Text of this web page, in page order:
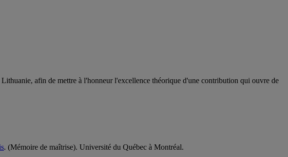
afin de mettre à l'honneur l'excellence théorique d'une contribution qui ouvre de
. (Mémoire de maîtrise). Université du Québec à Montréal.